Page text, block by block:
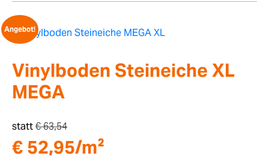
Angebot!
Vinylboden Steineiche XL
MEGA
statt€63,54
€ 52,95/m²